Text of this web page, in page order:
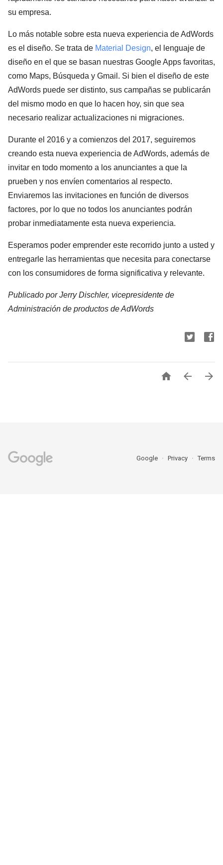
su empresa.
Lo más notable sobre esta nueva experiencia de AdWords
es el diseño. Se trata de Material Design, el lenguaje de
diseño en el que se basan nuestras Google Apps favoritas,
como Maps, Búsqueda y Gmail. Si bien el diseño de este
AdWords puede ser distinto, sus campañas se publicarán
del mismo modo en que lo hacen hoy, sin que sea
necesario realizar actualizaciones ni migraciones.
Durante el 2016 y a comienzos del 2017, seguiremos
creando esta nueva experiencia de AdWords, además de
invitar en todo momento a los anunciantes a que la
prueben y nos envíen comentarios al respecto.
Enviaremos las invitaciones en función de diversos
factores, por lo que no todos los anunciantes podrán
probar inmediatamente esta nueva experiencia.
Esperamos poder emprender este recorrido junto a usted y
entregarle las herramientas que necesita para conectarse
con los consumidores de forma significativa y relevante.
Publicado por Jerry Dischler, vicepresidente de
Administración de productos de AdWords
  
Google Privacy Terms